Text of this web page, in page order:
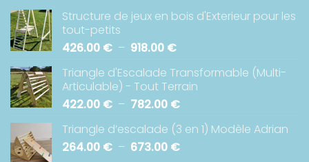
Structure de jeux en bois d'Exterieur pour les
tout-petits
426.00 € – 918.00 €Plage
prix :
426.00 €
à
918.00 €
Triangle d'Escalade Transformable (Multi-
Articulable) - Tout Terrain
422.00 € – 782.00 €Plage
prix :
422.00 €
Triangle d’escalade (3 en 1) Modèle Adrian
264.00 € – 673.00 €Plage